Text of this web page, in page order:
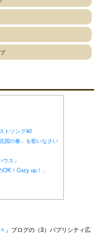
トソング40
国の春」を歌いなさい
ス」
！Cozy up！」
」ブログの（3）パブリシティ広